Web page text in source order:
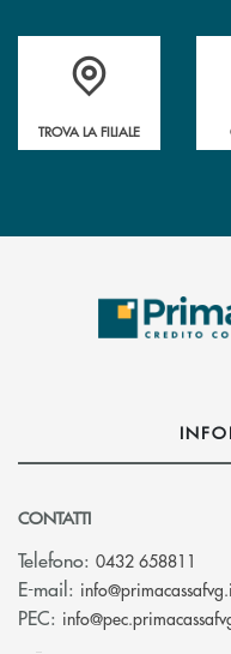
Accedi all' elenco completo
TROVA LA FILIALE
CONTATTI
Telefono: 0432 658811
E-mail:
PEC: